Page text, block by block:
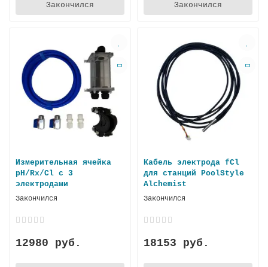
Закончился Закончился
Измерительная ячейка
pH/Rx/Cl с 3
электродами
Закончился
12980 руб.
Кабель электрода fCl
для станций PoolStyle
Alchemist
Закончился
18153 руб.